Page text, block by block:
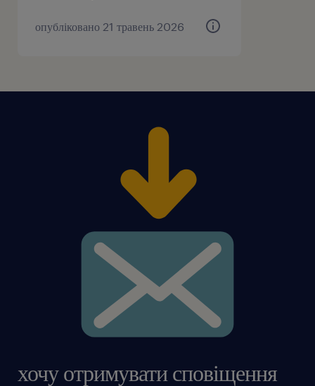
опубліковано 21 травень 2026
хочу отримувати сповіщення